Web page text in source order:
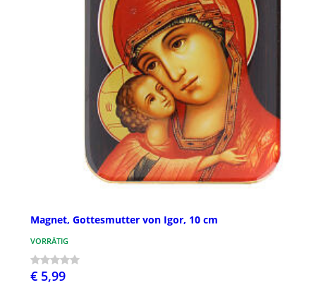
Magnet, Gottesmutter von Igor, 10 cm
VORRÄTIG
€ 5,99